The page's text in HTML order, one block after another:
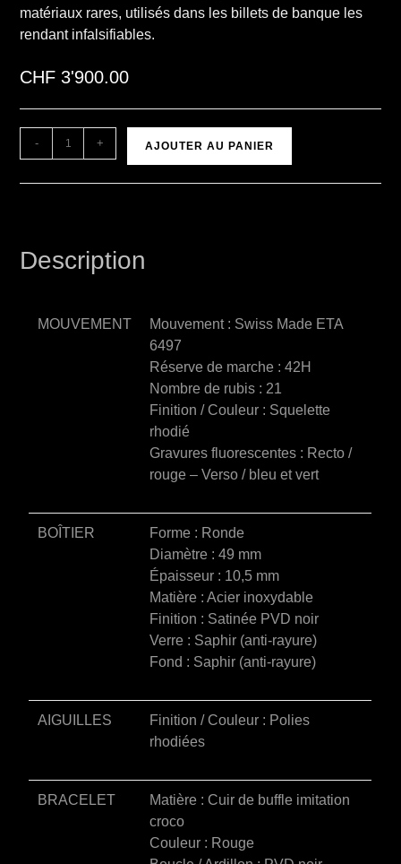
matériaux rares, utilisés dans les billets de banque les
rendant infalsifiables.
CHF 3'900.00
- + AJOUTER AU PANIER
t
v
:
Description
MOUVEMENT
Mouvement : Swiss Made ETA
6497
Réserve de marche : 42H
Nombre de rubis : 21
Finition / Couleur : Squelette
rhodié
Gravures fluorescentes : Recto /
rouge – Verso / bleu et vert
BOÎTIER
Forme : Ronde
Diamètre : 49 mm
Épaisseur : 10,5 mm
Matière : Acier inoxydable
Finition : Satinée PVD noir
Verre : Saphir (anti-rayure)
Fond : Saphir (anti-rayure)
AIGUILLES
Finition / Couleur : Polies
rhodiées
BRACELET
Matière : Cuir de buffle imitation
croco
Couleur : Rouge